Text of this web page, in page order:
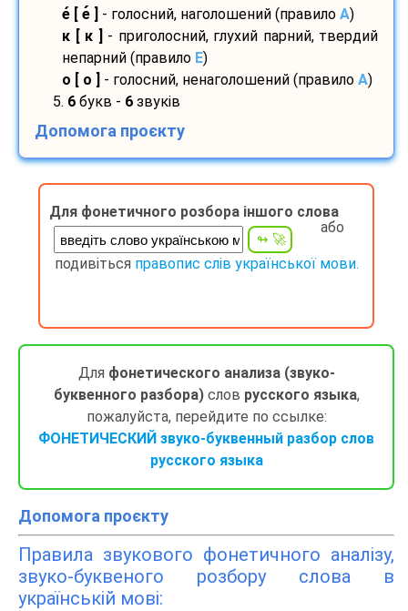
е [ е - голосний, наголошений (правило A)
к [ к ]
- приголосний, глухий парний, твердий
непарний (правило E)
о [ о ]
- голосний, ненаголошений (правило A)
5. 6 букв - 6 звуків
Допомога проєкту
Для фонетичного розбора іншого слова
або
подивіться правопис слів української мови.
Для фонетического анализа (звуко-
буквенного разбора)слов русского языка,
пожалуйста, перейдите по ссылке:
ФОНЕТИЧЕСКИЙ звуко-буквенный разбор слов
русского языка
Допомога проєкту
Правила звукового фонетичного аналізу,
звуко-буквеного розбору слова в
українській мові: